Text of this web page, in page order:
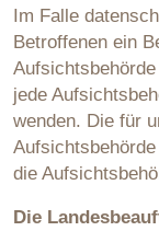
Im Falle
Betroffenen ein
jede
wenden. Die für
die
Die